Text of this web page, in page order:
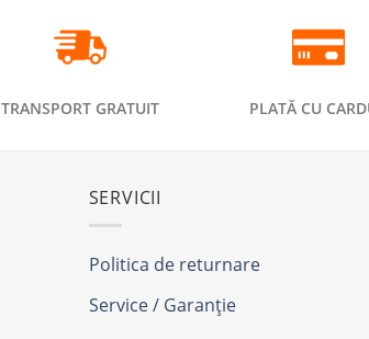
TRANSPORT GRATUIT PLATĂ CU
SERVICII
Politica de returnare
Service / Garanție